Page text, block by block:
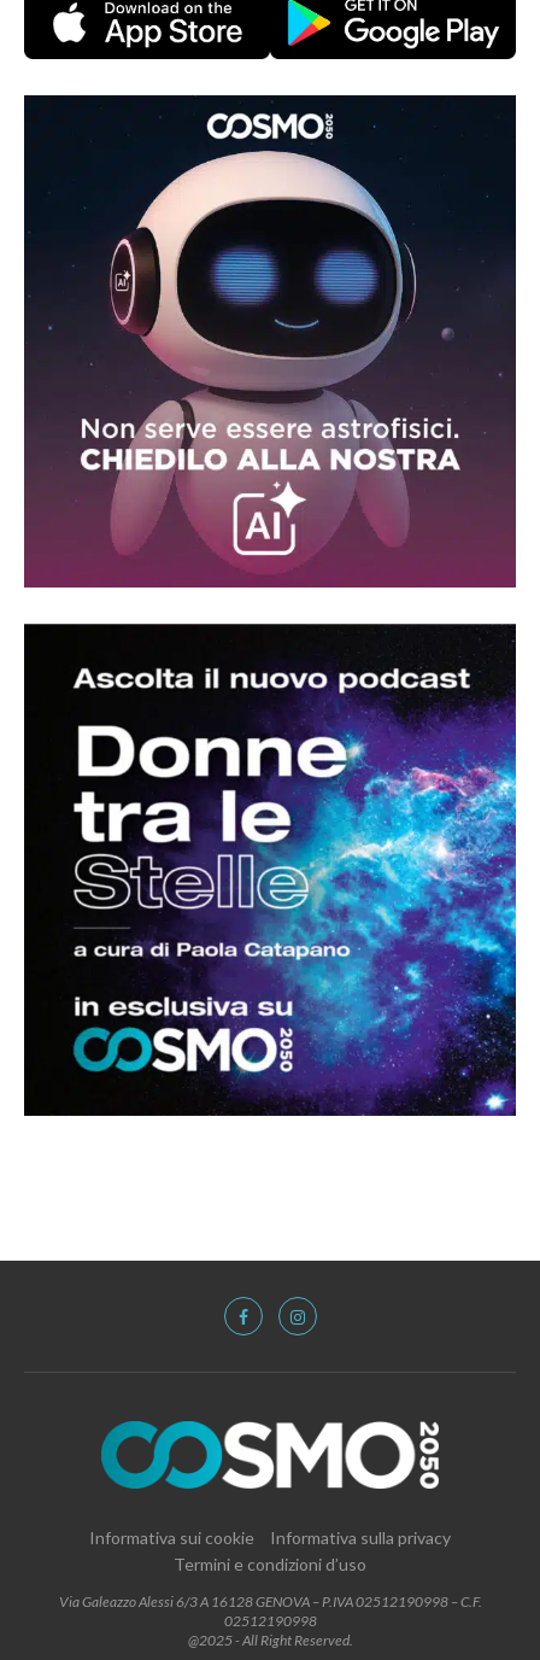
Informativa sui cookie
Informativa sulla privacy
Termini e condizioni d’uso
Via Galeazzo Alessi 6/3 A 16128 GENOVA – P.IVA 02512190998 – C.F.
02512190998
@2025 - All Right Reserved.